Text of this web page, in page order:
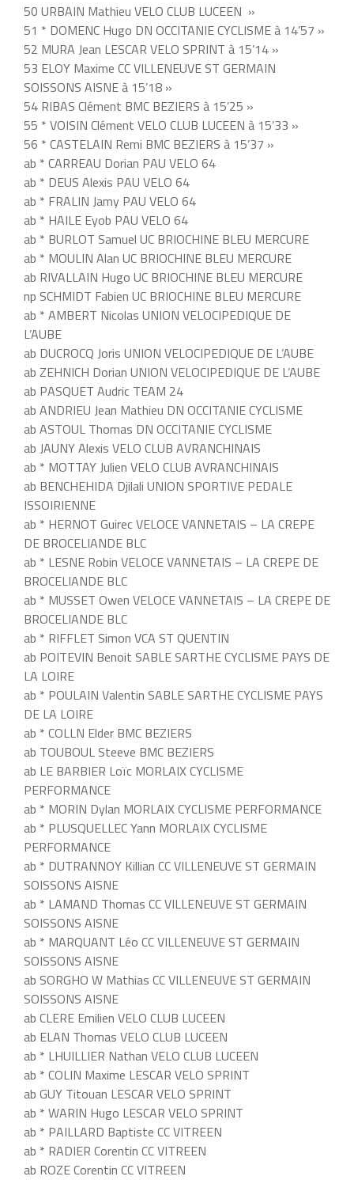
50 URBAIN Mathieu VELO CLUB LUCEEN »
51 * DOMENC Hugo DN OCCITANIE CYCLISME à 14’57 »
52 MURA Jean LESCAR VELO SPRINT à 15’14 »
53 ELOY Maxime CC VILLENEUVE ST GERMAIN
SOISSONS AISNE à 15’18 »
54 RIBAS Clément BMC BEZIERS à 15’25 »
55 * VOISIN Clément VELO CLUB LUCEEN à 15’33 »
56 * CASTELAIN Remi BMC BEZIERS à 15’37 »
ab * CARREAU Dorian PAU VELO 64
ab * DEUS Alexis PAU VELO 64
ab * FRALIN Jamy PAU VELO 64
ab * HAILE Eyob PAU VELO 64
ab * BURLOT Samuel UC BRIOCHINE BLEU MERCURE
ab * MOULIN Alan UC BRIOCHINE BLEU MERCURE
ab RIVALLAIN Hugo UC BRIOCHINE BLEU MERCURE
np SCHMIDT Fabien UC BRIOCHINE BLEU MERCURE
ab * AMBERT Nicolas UNION VELOCIPEDIQUE DE
L’AUBE
ab DUCROCQ Joris UNION VELOCIPEDIQUE DE L’AUBE
ab ZEHNICH Dorian UNION VELOCIPEDIQUE DE L’AUBE
ab PASQUET Audric TEAM 24
ab ANDRIEU Jean Mathieu DN OCCITANIE CYCLISME
ab ASTOUL Thomas DN OCCITANIE CYCLISME
ab JAUNY Alexis VELO CLUB AVRANCHINAIS
ab * MOTTAY Julien VELO CLUB AVRANCHINAIS
ab BENCHEHIDA Djilali UNION SPORTIVE PEDALE
ISSOIRIENNE
ab * HERNOT Guirec VELOCE VANNETAIS – LA CREPE
DE BROCELIANDE BLC
ab * LESNE Robin VELOCE VANNETAIS – LA CREPE DE
BROCELIANDE BLC
ab * MUSSET Owen VELOCE VANNETAIS – LA CREPE DE
BROCELIANDE BLC
ab * RIFFLET Simon VCA ST QUENTIN
ab POITEVIN Benoit SABLE SARTHE CYCLISME PAYS DE
LA LOIRE
ab * POULAIN Valentin SABLE SARTHE CYCLISME PAYS
DE LA LOIRE
ab * COLLN Elder BMC BEZIERS
ab TOUBOUL Steeve BMC BEZIERS
ab LE BARBIER Loïc MORLAIX CYCLISME
PERFORMANCE
ab * MORIN Dylan MORLAIX CYCLISME PERFORMANCE
ab * PLUSQUELLEC Yann MORLAIX CYCLISME
PERFORMANCE
ab * DUTRANNOY Killian CC VILLENEUVE ST GERMAIN
SOISSONS AISNE
ab * LAMAND Thomas CC VILLENEUVE ST GERMAIN
SOISSONS AISNE
ab * MARQUANT Léo CC VILLENEUVE ST GERMAIN
SOISSONS AISNE
ab SORGHO W Mathias CC VILLENEUVE ST GERMAIN
SOISSONS AISNE
ab CLERE Emilien VELO CLUB LUCEEN
ab ELAN Thomas VELO CLUB LUCEEN
ab * LHUILLIER Nathan VELO CLUB LUCEEN
ab * COLIN Maxime LESCAR VELO SPRINT
ab GUY Titouan LESCAR VELO SPRINT
ab * WARIN Hugo LESCAR VELO SPRINT
ab * PAILLARD Baptiste CC VITREEN
ab * RADIER Corentin CC VITREEN
ab ROZE Corentin CC VITREEN